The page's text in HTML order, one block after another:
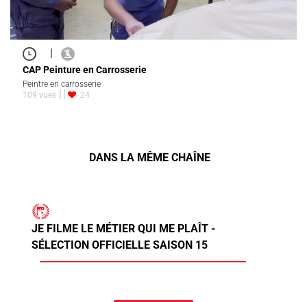
|
CAP Peinture en Carrosserie
Peintre en carrosserie
109 vues
24
DANS LA MÊME CHAÎNE
JE FILME LE MÉTIER QUI ME PLAÎT -
SÉLECTION OFFICIELLE SAISON 15